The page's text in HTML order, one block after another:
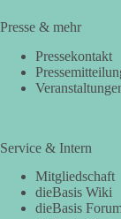
Presse & mehr
Pressekontakt
Service & Intern
Mitgliedschaft
dieBasis Wiki
dieBasis